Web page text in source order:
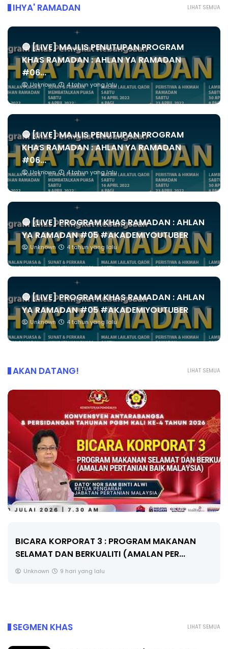
LIHAT SEMUA
IHYA' RAMADAN
🔴 [LIVE] MAJLIS PENUTUPAN PROGRAM
KHAS RAMADAN : AHLAN YA RAMADAN
#06...
Unknown 4 tahun yang lalu
🔴 [LIVE] MAJLIS PENUTUPAN PROGRAM
KHAS RAMADAN : AHLAN YA RAMADAN
#06...
Unknown 4 tahun yang lalu
🔴 [LIVE] PROGRAM KHAS RAMADAN : AHLAN
YA RAMADAN #05 #AKADEMIYOUTUBER
Unknown 4 tahun yang lalu
🔴 [LIVE] PROGRAM KHAS RAMADAN : AHLAN
YA RAMADAN #05 #AKADEMIYOUTUBER
Unknown 4 tahun yang lalu
LIHAT SEMUA
AKAN DATANG!
BICARA KORPORAT 3 : PROGRAM MAKANAN
SELAMAT DAN BERKUALITI (AMALAN PER...
Unknown 9 hari yang lalu
LIHAT SEMUA
SEGMEN KHAS